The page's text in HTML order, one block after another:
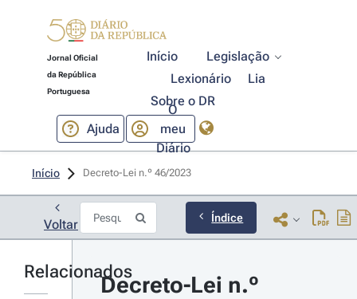
Jornal Oficial
da República
Portuguesa
Início
Legislação
Lexionário
Lia
Sobre o DR
Ajuda
O
meu
Diário
Início Decreto-Lei n.º 46/2023
Voltar Índice
Relacionados
Decreto-Lei n.º